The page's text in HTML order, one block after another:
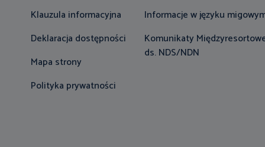
Klauzula informacyjna
Deklaracja dostępności
Mapa strony
Polityka prywatności
Informacje w języku
Komunikaty
ds. NDS/NDN